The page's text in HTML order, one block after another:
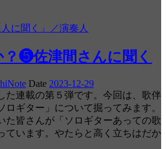
に聞く」／演奏人
❺佐津間さんに聞く
Date 2023-12-29
た連載の第５弾です。今回は、歌伴
ロギター」について掘ってみます。
た皆さんが「ソロギターあっての歌
ています。やたらと高く立ちはだか